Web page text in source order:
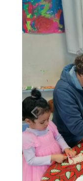
Baleadenn
parvirginie le